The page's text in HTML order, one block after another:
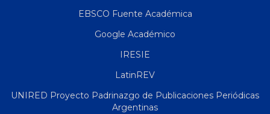
EBSCO Fuente Académica
Google Académico
IRESIE
LatinREV
UNIRED Proyecto Padrinazgo de Publicaciones Periódicas
Argentinas